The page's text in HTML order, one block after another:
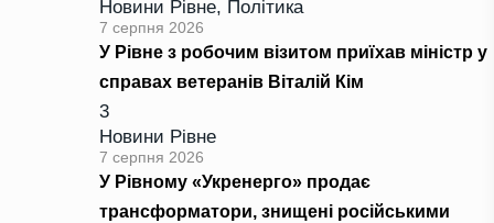
Новини Рівне, Політика
7 серпня 2026
У Рівне з робочим візитом приїхав міністр у
справах ветеранів Віталій Кім
3
Новини Рівне
7 серпня 2026
У Рівному «Укренерго» продає
трансформатори, знищені російськими